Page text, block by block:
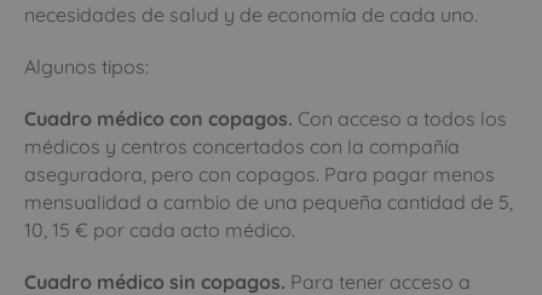
necesidades de salud y de economía de cada uno.
Algunos tipos:
Cuadro médico con copagos. Con acceso a todos los
médicos y centros concertados con la compañía
aseguradora, pero con copagos. Para pagar menos
mensualidad a cambio de una pequeña cantidad de 5,
10, 15 € por cada acto médico.
Cuadro médico sin copagos. Para tener acceso a